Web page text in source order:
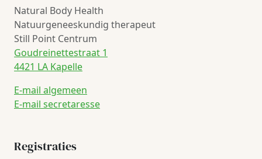
Natural Body Health
Natuurgeneeskundig therapeut
Still Point Centrum
Goudreinettestraat 1
4421 LA Kapelle
E-mail algemeen
E-mail secretaresse
Registraties